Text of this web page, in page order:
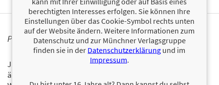
PERSONALISIERTE PRODUKTINFORMATIONEN
Ja, ich will über interessante Neuerscheinungen und
ähnliche Produkte informiert werden.
berechtigten Interesses erfolgen. Sie können Ihre
Einstellungen über das Cookie-Symbol rechts unten
auf der Website ändern. Weitere Informationen zum
Datenschutz und zur Münchner Verlagsgruppe
finden sie in der Datenschutzerklärung und im
Impressum.